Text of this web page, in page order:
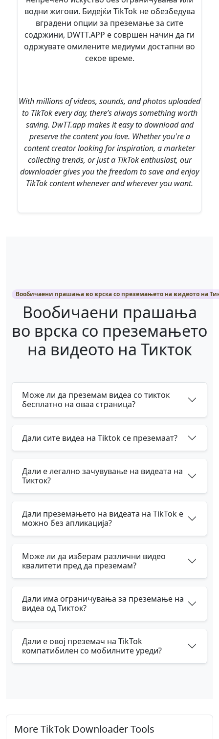
водни жигови. Бидејќи TikTok не обезбедува
вградени опции за преземање за сите
содржини, DWTT.APP е совршен начин да ги
одржувате омилените медиуми достапни во
секое време.
With millions of videos, sounds, and photos uploaded
to TikTok every day, there’s always something worth
saving. DwTT.app makes it easy to download and
preserve the content you love. Whether you're a
content creator looking for inspiration, a marketer
collecting trends, or just a TikTok enthusiast, our
downloader gives you the freedom to save and enjoy
TikTok content whenever and wherever you want.
Вообичаени прашања во врска со преземањето на видеото на
Вообичаени прашања
во врска со преземањето
на видеото на Тикток
Може ли да преземам видеа со тикток
бесплатно на оваа страница?
Дали сите видеа на Tiktok се преземаат?
Дали е легално зачувување на видеата на
Тикток?
Дали преземањето на видеата на TikTok е
можно без апликација?
Може ли да изберам различни видео
квалитети пред да преземам?
Дали има ограничувања за преземање на
видеа од Тикток?
Дали е овој преземач на TikTok
компатибилен со мобилните уреди?
More TikTok Downloader Tools